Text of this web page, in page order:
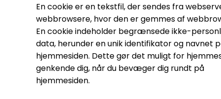
En cookie er en tekstfil, der sendes fra
webbrowsere, hvor den er gemmes af
En cookie indeholder begrænsede ikke-
data, herunder en unik identifikator og navnet
hjemmesiden. Dette gør det muligt for
genkende dig, når du bevæger dig rundt på
hjemmesiden.